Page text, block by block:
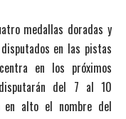
medallas doradas y
en las pistas
en los próximos
del 7 al 10
en alto el nombre del